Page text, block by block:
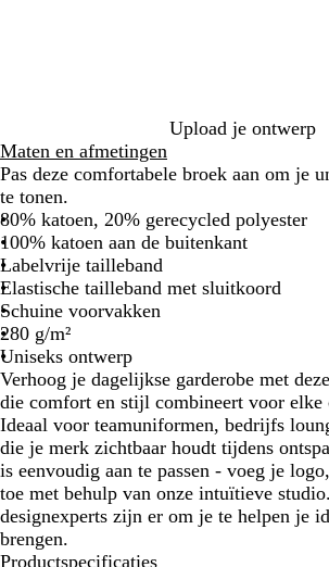
u
w
j
s
r
i
j
s
Upload je ontwerp
Maten en afmetingen
Pas deze comfortabele broek aan om je
te tonen.
80% katoen, 20% gerecycled polyester
100% katoen aan de buitenkant
Labelvrije tailleband
Elastische tailleband met sluitkoord
Schuine voorvakken
280 g/m²
Uniseks ontwerp
Verhoog je dagelijkse garderobe met
die comfort en stijl combineert voor elke
Ideaal voor teamuniformen, bedrijfs
die je merk zichtbaar houdt tijdens
is eenvoudig aan te passen - voeg je
toe met behulp van onze intuïtieve
designexperts zijn er om je te helpen je
brengen.
Productspecificaties